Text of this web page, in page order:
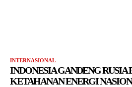
INTERNASIONAL
INDONESIA GANDENG RUSIA
KETAHANAN ENERGI